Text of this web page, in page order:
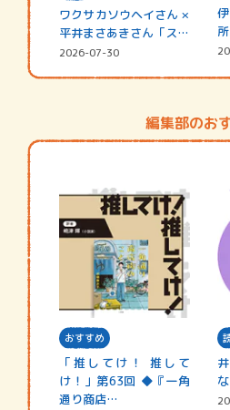
ワクサカソウヘイさん ×
平井まさあきさん「スペ
シャ…
2026-07-30
所
編集部のお
おすすめ
「推してけ！ 推して
け！」第63回 ◆『一角
通り商店…